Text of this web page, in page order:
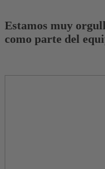
Estamos muy
como parte del